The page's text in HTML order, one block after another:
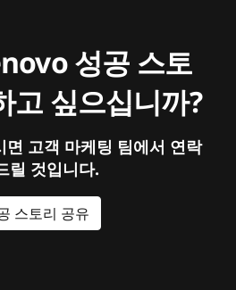
성공 스토
고 싶으십니까?
면 고객 마케팅 팀에서 연락
릴 것입니다.
스토리 공유